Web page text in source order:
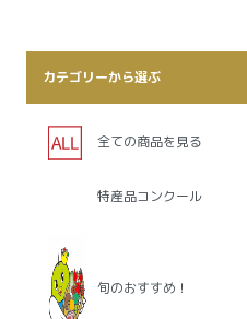
カテゴリーから選ぶ
全ての商品を見る
特産品コンクール
旬のおすすめ！